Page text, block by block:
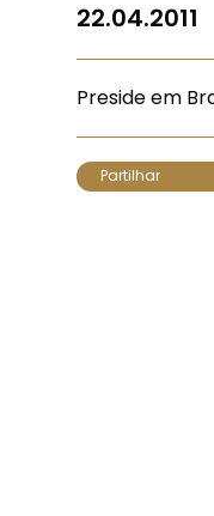
22.04.2011
Preside em
Partilhar